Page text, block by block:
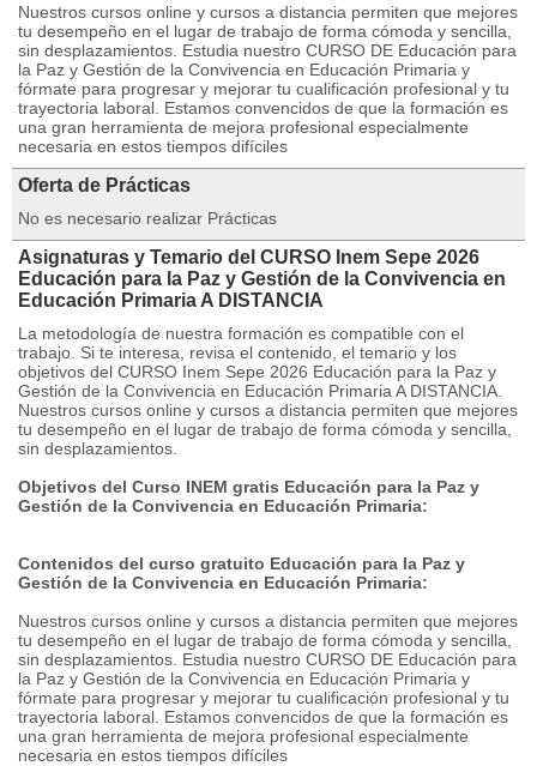
Nuestros cursos online y cursos a distancia permiten que mejores
tu desempeño en el lugar de trabajo de forma cómoda y sencilla,
sin desplazamientos. Estudia nuestro CURSO DE Educación para
la Paz y Gestión de la Convivencia en Educación Primaria y
fórmate para progresar y mejorar tu cualificación profesional y tu
trayectoria laboral. Estamos convencidos de que la formación es
una gran herramienta de mejora profesional especialmente
necesaria en estos tiempos difíciles
Oferta de Prácticas
No es necesario realizar Prácticas
Asignaturas y Temario del CURSO Inem Sepe 2026
Educación para la Paz y Gestión de la Convivencia en
Educación Primaria A DISTANCIA
La metodología de nuestra formación es compatible con el
trabajo. Si te interesa, revisa el contenido, el temario y los
objetivos del CURSO Inem Sepe 2026 Educación para la Paz y
Gestión de la Convivencia en Educación Primaria A DISTANCIA.
Nuestros cursos online y cursos a distancia permiten que mejores
tu desempeño en el lugar de trabajo de forma cómoda y sencilla,
sin desplazamientos.
Objetivos del Curso INEM gratis Educación para la Paz y
Gestión de la Convivencia en Educación Primaria:
Contenidos del curso gratuito Educación para la Paz y
Gestión de la Convivencia en Educación Primaria:
Nuestros cursos online y cursos a distancia permiten que mejores
tu desempeño en el lugar de trabajo de forma cómoda y sencilla,
sin desplazamientos. Estudia nuestro CURSO DE Educación para
la Paz y Gestión de la Convivencia en Educación Primaria y
fórmate para progresar y mejorar tu cualificación profesional y tu
trayectoria laboral. Estamos convencidos de que la formación es
una gran herramienta de mejora profesional especialmente
necesaria en estos tiempos difíciles